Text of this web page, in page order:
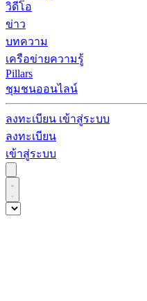
วิดีโอ
ข่าว
บทความ
เครือข่ายความรู้
Pillars
ชุมชนออนไลน์
ลงทะเบียน เข้าสู่ระบบ
ลงทะเบียน
เข้าสู่ระบบ